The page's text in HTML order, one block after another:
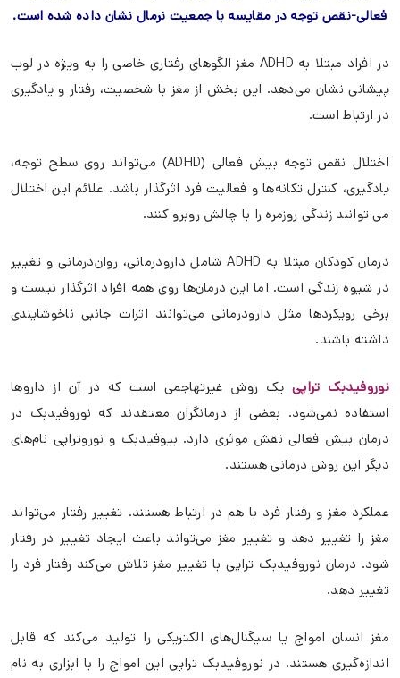
فعالی-نقص توجه در مقایسه با جمعیت نرمال نشان داده شده است.
در افراد مبتلا به ADHD مغز الگوهای رفتاری خاصی را به ویژه در لوب
پیشانی نشان می‌دهد. این بخش از مغز با شخصیت، رفتار و یادگیری
در ارتباط است.
اختلال نقص توجه بیش فعالی (ADHD) می‌تواند روی سطح توجه،
یادگیری، کنترل تکانه‌ها و فعالیت فرد اثرگذار باشد. علائم این اختلال
می توانند زندگی روزمره را با چالش روبرو کنند.
درمان کودکان مبتلا به ADHD شامل دارودرمانی، روان‌درمانی و تغییر
در شیوه زندگی است. اما این درمان‌ها روی همه افراد اثرگذار نیست و
برخی رویکردها مثل دارودرمانی می‌توانند اثرات جانبی ناخوشایندی
داشته باشند.
نوروفیدبک تراپی یک روش غیرتهاجمی است که در آن از داروها
استفاده نمی‌شود. بعضی از درمانگران معتقدند که نوروفیدبک در
درمان بیش فعالی نقش موثری دارد. بیوفیدبک و نوروتراپی نام‌های
دیگر این روش درمانی هستند.
عملکرد مغز و رفتار فرد با هم در ارتباط هستند. تغییر رفتار می‌تواند
مغز را تغییر دهد و تغییر مغز می‌تواند باعث ایجاد تغییر در رفتار
شود. درمان نوروفیدبک تراپی با تغییر مغز تلاش می‌کند رفتار فرد را
تغییر دهد.
مغز انسان امواج یا سیگنال‌های الکتریکی را تولید می‌کند که قابل
اندازه‌گیری هستند. در نوروفیدبک تراپی این امواج را با ابزاری به نام